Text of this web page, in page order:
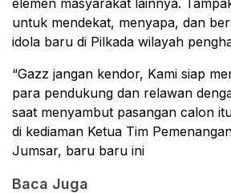
elemen masyarakat lainnya.
untuk mendekat, menyapa, dan
idola baru di Pilkada wilayah
“Gazz jangan kendor, Kami siap
para pendukung dan relawan
saat menyambut pasangan calon
di kediaman Ketua Tim
Jumsar, baru baru ini
Baca Juga